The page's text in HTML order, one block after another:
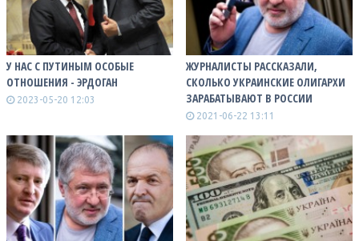
У НАС С ПУТИНЫМ ОСОБЫЕ
ОТНОШЕНИЯ - ЭРДОГАН
2023-05-20 12:03
ЖУРНАЛИСТЫ РАССКАЗАЛИ,
СКОЛЬКО УКРАИНСКИЕ ОЛИГАРХИ
ЗАРАБАТЫВАЮТ В РОССИИ
2021-06-22 13:11